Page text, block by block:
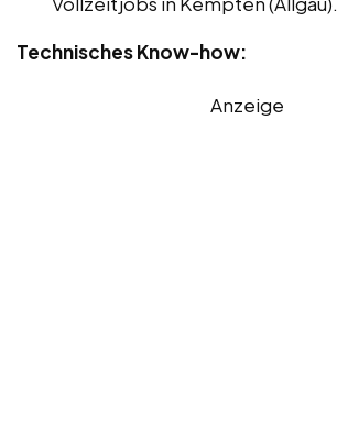
Technisches Know-how:
Anzeige